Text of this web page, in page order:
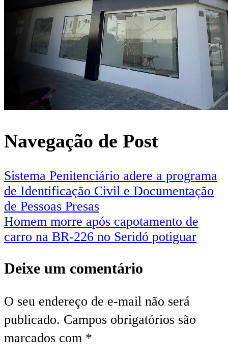
Navegação de Post
Sistema Penitenciário adere a programa
de Identificação Civil e Documentação
de Pessoas Presas
Homem morre após capotamento de
carro na BR-226 no Seridó potiguar
Deixe um comentário
O seu endereço de e-mail não será
publicado. Campos obrigatórios são
marcados com *